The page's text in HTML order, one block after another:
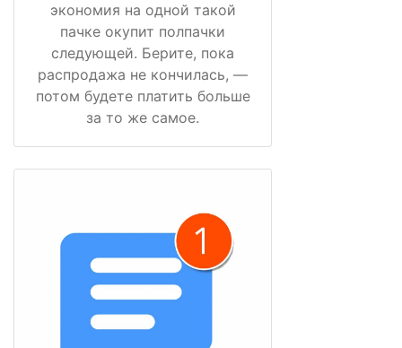
экономия на одной такой
пачке окупит полпачки
следующей. Берите, пока
распродажа не кончилась, —
потом будете платить больше
за то же самое.